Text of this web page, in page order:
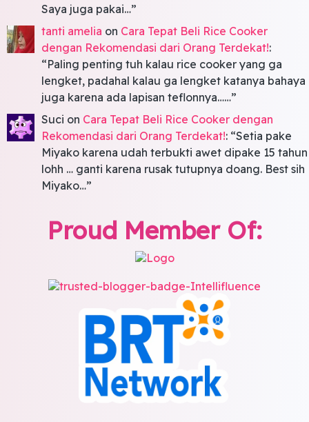
Saya juga pakai…”
tanti amelia on Cara Tepat Beli Rice Cooker
dengan Rekomendasi dari Orang Terdekat!:
“Paling penting tuh kalau rice cooker yang ga
lengket, padahal kalau ga lengket katanya bahaya
juga karena ada lapisan teflonnya……”
Suci on Cara Tepat Beli Rice Cooker dengan
Rekomendasi dari Orang Terdekat!: “Setia pake
Miyako karena udah terbukti awet dipake 15 tahun
lohh … ganti karena rusak tutupnya doang. Best sih
Miyako…”
Proud Member Of: